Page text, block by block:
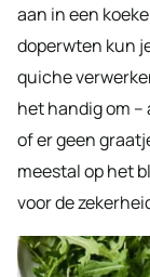
aan in een
doperwten kun
quiche
het handig om
of er geen
meestal op het
voor de